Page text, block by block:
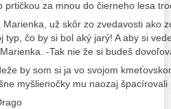
prtičkou za mnou do čierneho lesa
už skôr zo zvedavosti ako
typ, čo by si bol aký jarý! A aby si
-Tak nie že si budeš
by som si ja vo svojom
myšlienočky mu naozaj